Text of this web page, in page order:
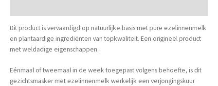
Dit product is vervaardigd op natuurlijke basis met pure ezelinnenmelk
en plantaardige ingrediënten van topkwaliteit. Een origineel product
met weldadige eigenschappen.
Eénmaal of tweemaal in de week toegepast volgens behoefte, is dit
gezichtsmasker met ezelinnenmelk werkelijk een verjongingskuur